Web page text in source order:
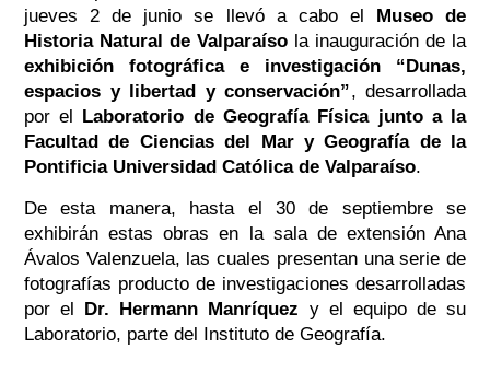
jueves 2 de junio se llevó a cabo el
Museo de
Historia Natural de Valparaíso la inauguración de la
exhibición fotográfica e investigación “Dunas,
espacios y libertad y conservación”, desarrollada
por el
Laboratorio de Geografía Física junto a la
Facultad de Ciencias del Mar y Geografía de la
Pontificia Universidad Católica de Valparaíso.
De esta manera, hasta el 30 de septiembre se
exhibirán estas obras en la sala de extensión Ana
Ávalos Valenzuela, las cuales presentan una serie de
fotografías producto de investigaciones desarrolladas
por el
Dr. Hermann Manríquez y el equipo de su
Laboratorio, parte del Instituto de Geografía.